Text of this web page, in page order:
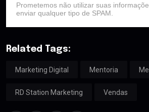
Prometemos não utilizar suas
enviar qualquer tipo de SPAM.
Related Tags:
Marketing Digital Mentoria
RD Station Marketing Vendas